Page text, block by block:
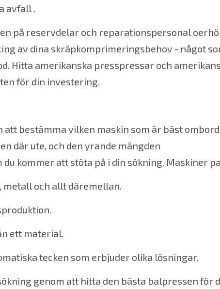
avfall .
på reservdelar och reparationspersonal
av dina skräpkomprimeringsbehov - något
Hitta amerikanska presspressar och
för din investering.
bestämma vilken maskin som är bäst
där ute, och den yrande mängden
kommer att stöta på i din sökning. Maskiner
och allt däremellan.
ett material.
tecken som erbjuder olika lösningar.
genom att hitta den bästa balpressen för